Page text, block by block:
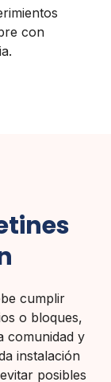
con
cumplir
o bloques,
comunidad y
instalación
posibles